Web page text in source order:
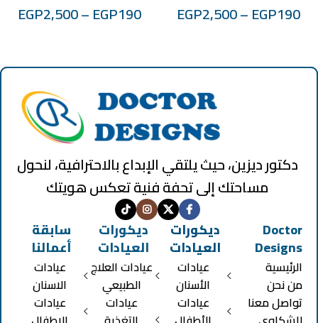
EGP190
–
EGP2,500
EGP190
–
EGP2,500
دكتور ديزين، حيث يلتقي الإبداع بالاحترافية، لنحول
مساحتك إلى تحفة فنية تعكس هويتك
Doctor
Designs
الرئيسية
من نحن
تواصل معنا
ديكورات
العيادات
عيادات
الأسنان
عيادات
ديكورات
العيادات
عيادات العلاج
الطبيعي
عيادات
سابقة
أعمالنا
عيادات
الاسنان
عيادات